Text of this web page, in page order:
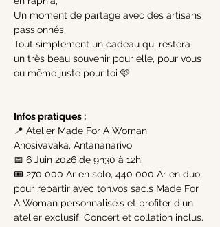
Un moment de partage avec des artisans
passionnés,
Tout simplement un cadeau qui restera
un très beau souvenir pour elle, pour vous
ou même juste pour toi 🩷
Infos pratiques :
📍 Atelier Made For A Woman,
Anosivavaka, Antananarivo
📅 6 Juin 2026 de 9h30 à 12h
🎟️ 270 000 Ar en solo, 440 000 Ar en duo,
pour repartir avec ton.vos sac.s Made For
A Woman personnalisé.s et profiter d'un
atelier exclusif. Concert et collation inclus.